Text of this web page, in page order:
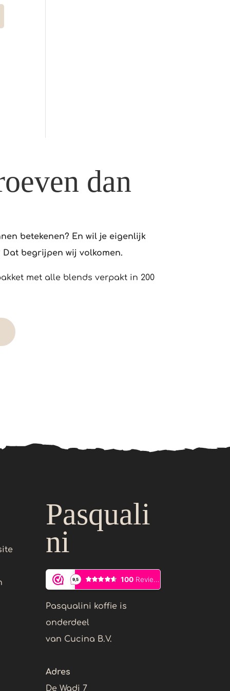
dan
betekenen? En wil je eigenlijk
begrijpen wij volkomen.
met alle blends verpakt in 200
Pasquali
ni
Pasqualini koffie is
onderdeel
van Cucina B.V.
Adres
De Wadi 7